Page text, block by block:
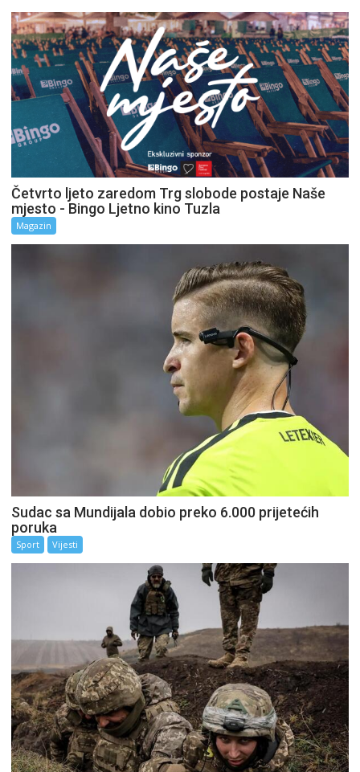
Četvrto ljeto zaredom Trg slobode postaje Naše
mjesto - Bingo Ljetno kino Tuzla
Magazin
Sudac sa Mundijala dobio preko 6.000 prijetećih
poruka
Sport Vijesti